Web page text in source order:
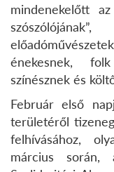
mindenekelőtt
énekesnek,
színésznek és
Február első
területéről
felhívásához,
március során,